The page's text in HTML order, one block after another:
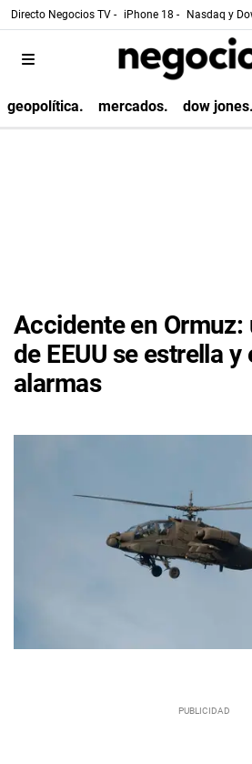
Directo Negocios TV - iPhone 18 - Nasdaq y
geopolítica. mercados. dow jones.
Accidente en Ormuz:
de EEUU se estrella
alarmas